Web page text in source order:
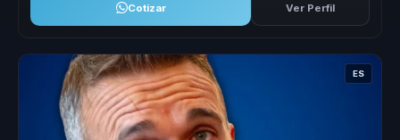
Cotizar Ver Perfil
ES